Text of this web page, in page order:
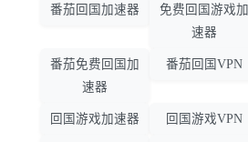
番茄回国加速器
免费回国游戏加
速器
番茄免费回国加
速器
番茄回国VPN
回国游戏加速器 回国游戏VPN